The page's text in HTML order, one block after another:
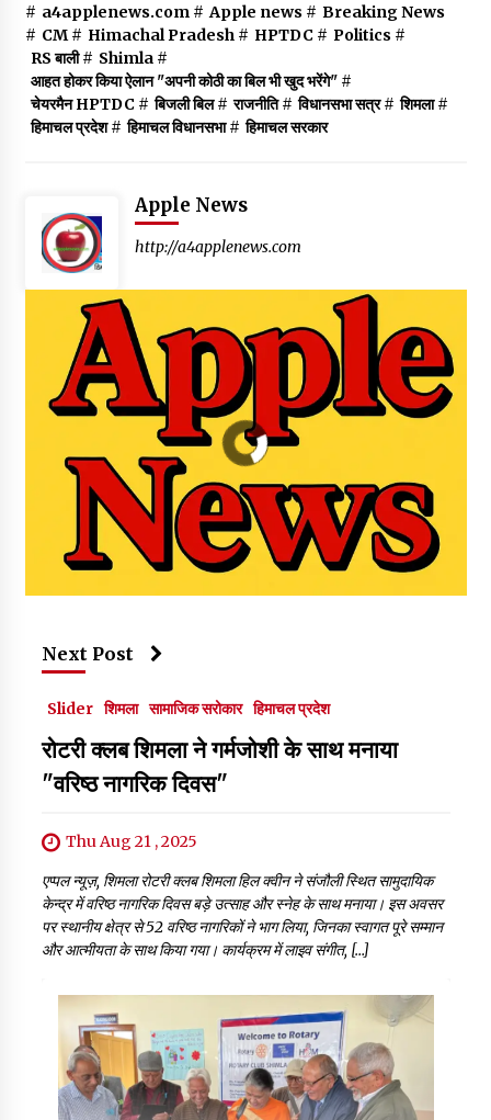
# a4applenews.com# Apple news # Breaking News
# CM# Himachal Pradesh# HPTDC# Politics #
RS बाली# Shimla#
आहत होकर किया ऐलान "अपनी कोठी का बिल भी खुद भरेंगे"#
चेयरमैन HPTDC# बिजली बिल# राजनीति# विधानसभा सत्र# शिमला#
हिमाचल प्रदेश# हिमाचल विधानसभा# हिमाचल सरकार
Apple News
http://a4applenews.com
Next Post
Slider शिमला सामाजिक सरोकार हिमाचल प्रदेश
रोटरी क्लब शिमला ने गर्मजोशी के साथ मनाया
"वरिष्ठ नागरिक दिवस"
Thu Aug 21 , 2025
एप्पल न्यूज़, शिमला रोटरी क्लब शिमला हिल क्वीन ने संजौली स्थित सामुदायिक
केन्द्र में वरिष्ठ नागरिक दिवस बड़े उत्साह और स्नेह के साथ मनाया। इस अवसर
पर स्थानीय क्षेत्र से 52 वरिष्ठ नागरिकों ने भाग लिया, जिनका स्वागत पूरे सम्मान
और आत्मीयता के साथ किया गया। कार्यक्रम में लाइव संगीत, […]